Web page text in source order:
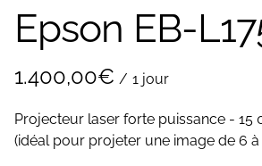
Epson EB-
/
Projecteur laser forte puissance - 15
(idéal pour projeter une image de 6 à